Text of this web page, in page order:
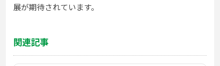
展が期待されています。
関連記事